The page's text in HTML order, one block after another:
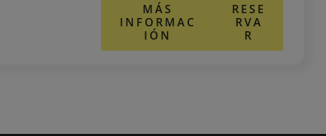
MÁS
INFORMAC
IÓN
RESE
RVA
R